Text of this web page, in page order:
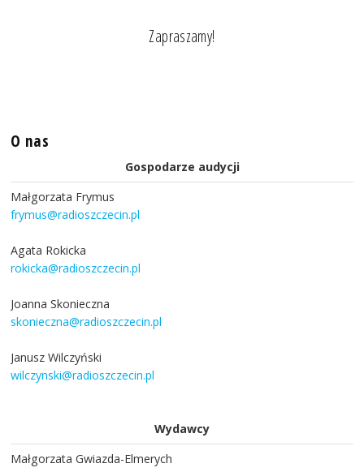
Zapraszamy!
O nas
Gospodarze audycji
Małgorzata Frymus
frymus@radioszczecin.pl
Agata Rokicka
rokicka@radioszczecin.pl
Joanna Skonieczna
skonieczna@radioszczecin.pl
Janusz Wilczyński
wilczynski@radioszczecin.pl
Wydawcy
Małgorzata Gwiazda-Elmerych